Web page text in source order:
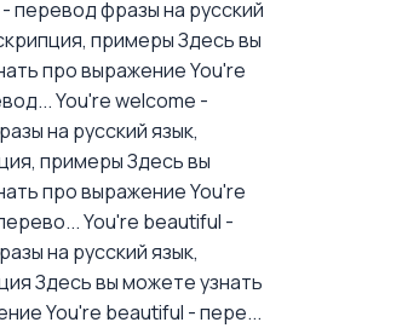
перевод фразы на русский
примерыЗдесь вы
про выражение You're
You're welcome -
на русский язык,
примерыЗдесь вы
про выражение You're
You're beautiful -
на русский язык,
Здесь вы можете узнать
You're beautiful - пере...